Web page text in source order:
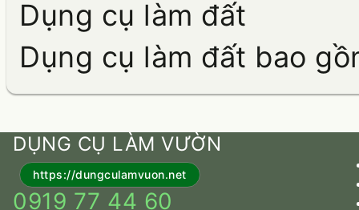
Dụng cụ làm đất
Dụng cụ làm đất bao
DỤNG CỤ LÀM VƯỜN
https://dungculamvuon.net
0919 77 44 60